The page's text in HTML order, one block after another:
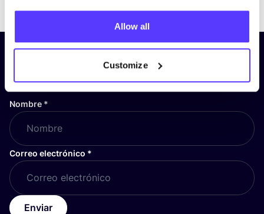
Allow all
Customize
¡Suscríbete a nuestro boletín
y mantente informado!
Nombre *
Correo electrónico *
Enviar